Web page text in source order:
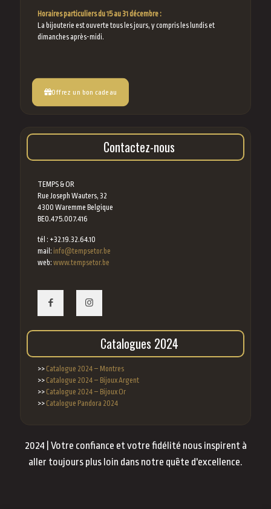
Horaires particuliers du 15 au 31 décembre :
La bijouterie est ouverte tous les jours, y compris les lundis et
dimanches après-midi.
Offrez un bon cadeau
Contactez-nous
TEMPS & OR
Rue Joseph Wauters, 32
4300 Waremme Belgique
BE0.475.007.416
tél : +32.19.32.64.10
mail: info@tempsetor.be
web: www.tempsetor.be
Catalogues 2024
>> Catalogue 2024 – Montres
>> Catalogue 2024 – Bijoux Argent
>> Catalogue 2024 – Bijoux Or
>> Catalogue Pandora 2024
2024 | Votre confiance et votre fidélité nous inspirent à
aller toujours plus loin dans notre quête d'excellence.